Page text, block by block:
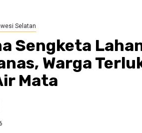
Selatan
Sengketa
Warga
Mata